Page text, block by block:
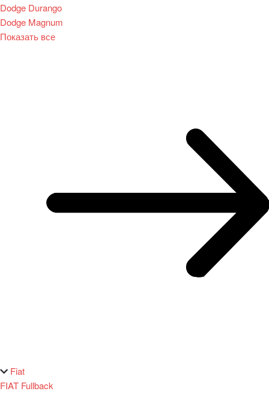
Dodge Durango
Dodge Magnum
Показать все
Fiat
FIAT Fullback